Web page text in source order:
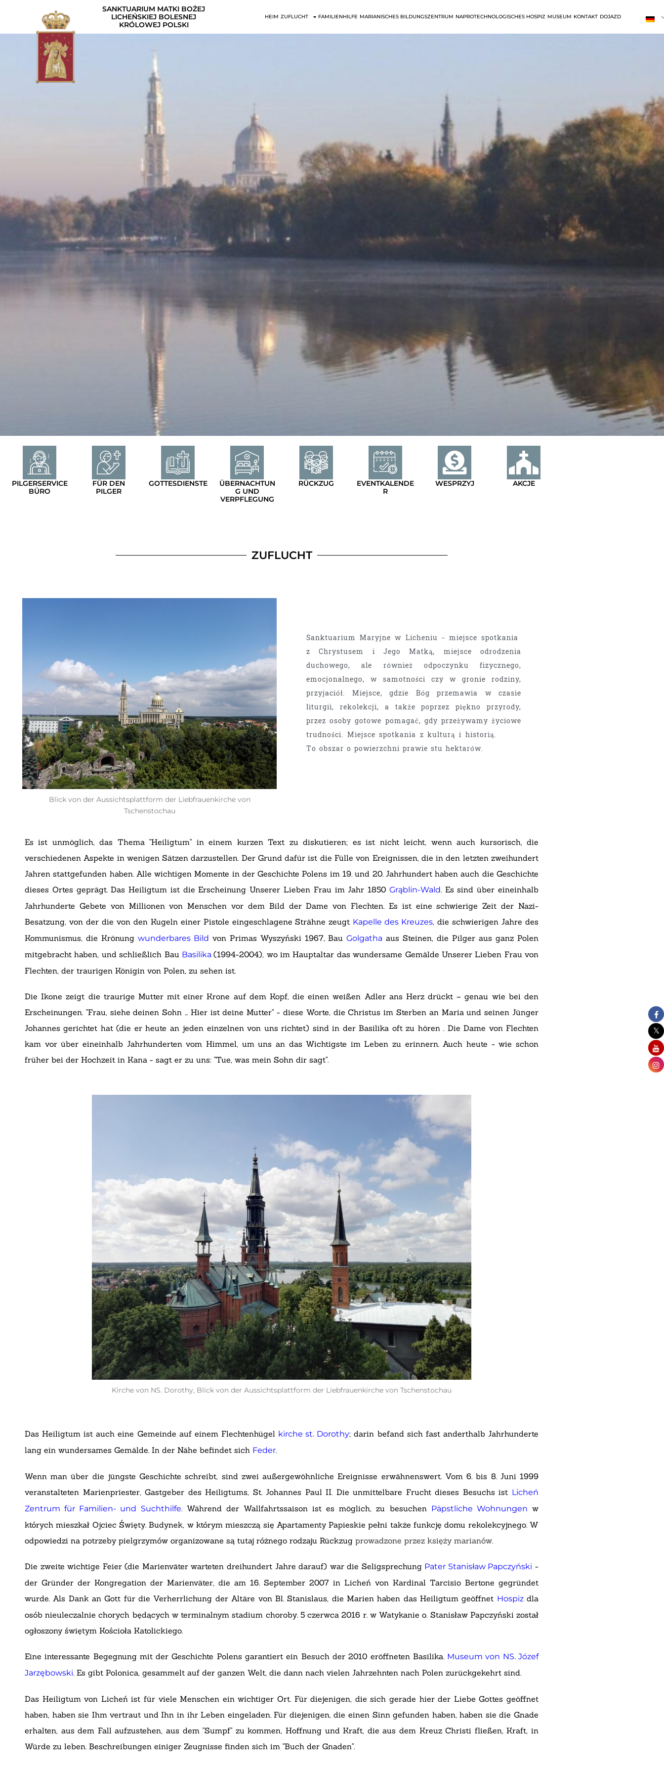
SANKTUARIUM MATKI BOŻEJ
LICHEŃSKIEJ BOLESNEJ
KRÓLOWEJ POLSKI
HEIM ZUFLUCHT FAMILIENHILFE MARIANISCHES BILDUNGSZENTRUM NAPROTECHNOLOGISCHES HOSPIZ MUSEUM KONTAKT DOJAZD
PILGERSERVICE
BÜRO
FÜR DEN
PILGER
GOTTESDIENSTE
ÜBERNACHTUN
G UND
VERPFLEGUNG
RÜCKZUG
EVENTKALENDE
R
WESPRZYJ AKCJE
ZUFLUCHT
Blick von der Aussichtsplattform der Liebfrauenkirche von
Tschenstochau
Sanktuarium Maryjne w Licheniu – miejsce spotkania
z Chrystusem i Jego Matką, miejsce odrodzenia
duchowego, ale również odpoczynku fizycznego,
emocjonalnego, w samotności czy w gronie rodziny,
przyjaciół. Miejsce, gdzie Bóg przemawia w czasie
liturgii, rekolekcji, a także poprzez piękno przyrody,
przez osoby gotowe pomagać, gdy przeżywamy życiowe
trudności. Miejsce spotkania z kulturą i historią.
To obszar o powierzchni prawie stu hektarów.
Es ist unmöglich, das Thema "Heiligtum" in einem kurzen Text zu diskutieren; es ist nicht leicht, wenn auch kursorisch, die
verschiedenen Aspekte in wenigen Sätzen darzustellen. Der Grund dafür ist die Fülle von Ereignissen, die in den letzten zweihundert
Jahren stattgefunden haben. Alle wichtigen Momente in der Geschichte Polens im 19. und 20. Jahrhundert haben auch die Geschichte
dieses Ortes geprägt. Das Heiligtum ist die Erscheinung Unserer Lieben Frau im Jahr 1850 Grąblin-Wald. Es sind über eineinhalb
Jahrhunderte Gebete von Millionen von Menschen vor dem Bild der Dame von Flechten. Es ist eine schwierige Zeit der Nazi-
Besatzung, von der die von den Kugeln einer Pistole eingeschlagene Strähne zeugt Kapelle des Kreuzes, die schwierigen Jahre des
Kommunismus, die Krönung wunderbares Bild von Primas Wyszyński 1967, BauGolgatha aus Steinen, die Pilger aus ganz Polen
mitgebracht haben, und schließlich Bau Basilika(1994-2004), wo im Hauptaltar das wundersame Gemälde Unserer Lieben Frau von
Flechten, der traurigen Königin von Polen, zu sehen ist.
Die Ikone zeigt die traurige Mutter mit einer Krone auf dem Kopf, die einen weißen Adler ans Herz drückt – genau wie bei den
Erscheinungen. "Frau, siehe deinen Sohn ... Hier ist deine Mutter" - diese Worte, die Christus im Sterben an Maria und seinen Jünger
Johannes gerichtet hat (die er heute an jeden einzelnen von uns richtet) sind in der Basilika oft zu hören . Die Dame von Flechten
kam vor über eineinhalb Jahrhunderten vom Himmel, um uns an das Wichtigste im Leben zu erinnern. Auch heute - wie schon
früher bei der Hochzeit in Kana - sagt er zu uns: "Tue, was mein Sohn dir sagt".
Kirche von NS. Dorothy, Blick von der Aussichtsplattform der Liebfrauenkirche von Tschenstochau
Das Heiligtum ist auch eine Gemeinde auf einem Flechtenhügel kirche st. Dorothy; darin befand sich fast anderthalb Jahrhunderte
lang ein wundersames Gemälde. In der Nähe befindet sich Feder.
Wenn man über die jüngste Geschichte schreibt, sind zwei außergewöhnliche Ereignisse erwähnenswert. Vom 6. bis 8. Juni 1999
veranstalteten Marienpriester, Gastgeber des Heiligtums, St. Johannes Paul II. Die unmittelbare Frucht dieses Besuchs ist Licheń
Zentrum für Familien- und Suchthilfe. Während der Wallfahrtssaison ist es möglich, zu besuchen Päpstliche Wohnungen w
których mieszkał Ojciec Święty. Budynek, w którym mieszczą się Apartamenty Papieskie pełni także funkcję domu rekolekcyjnego. W
odpowiedzi na potrzeby pielgrzymów organizowane są tutaj różnego rodzaju Rückzug prowadzone przez księży marianów.
Die zweite wichtige Feier (die Marienväter warteten dreihundert Jahre darauf) war die Seligsprechung Pater Stanisław Papczyński -
der Gründer der Kongregation der Marienväter, die am 16. September 2007 in Licheń von Kardinal Tarcisio Bertone gegründet
wurde. Als Dank an Gott für die Verherrlichung der Altäre von Bl. Stanislaus, die Marien haben das Heiligtum geöffnet Hospizdla
osób nieuleczalnie chorych będących w terminalnym stadium choroby. 5 czerwca 2016 r. w Watykanie o. Stanisław Papczyński został
ogłoszony świętym Kościoła Katolickiego.
Eine interessante Begegnung mit der Geschichte Polens garantiert ein Besuch der 2010 eröffneten Basilika. Museum von NS. Józef
Jarzębowski. Es gibt Polonica, gesammelt auf der ganzen Welt, die dann nach vielen Jahrzehnten nach Polen zurückgekehrt sind.
Das Heiligtum von Licheń ist für viele Menschen ein wichtiger Ort. Für diejenigen, die sich gerade hier der Liebe Gottes geöffnet
haben, haben sie Ihm vertraut und Ihn in ihr Leben eingeladen. Für diejenigen, die einen Sinn gefunden haben, haben sie die Gnade
erhalten, aus dem Fall aufzustehen, aus dem "Sumpf" zu kommen, Hoffnung und Kraft, die aus dem Kreuz Christi fließen, Kraft, in
Würde zu leben. Beschreibungen einiger Zeugnisse finden sich im "Buch der Gnaden".